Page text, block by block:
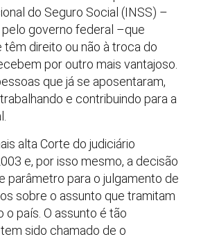
do Seguro Social (INSS) –
governo federal –que
têm direito ou não à troca do
por outro mais vantajoso.
que já se aposentaram,
e contribuindo para a
alta Corte do judiciário
e, por isso mesmo, a decisão
parâmetro para o julgamento de
sobre o assunto que tramitam
o país. O assunto é tão
sido chamado de o